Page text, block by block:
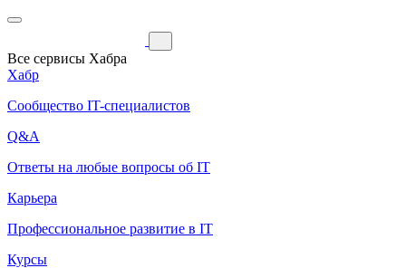
Все сервисы Хабра
Хабр
Сообщество IT-специалистов
Q&A
Ответы на любые вопросы об IT
Карьера
Профессиональное развитие в IT
Курсы